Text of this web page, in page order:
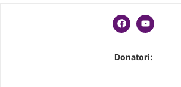
Donatori: